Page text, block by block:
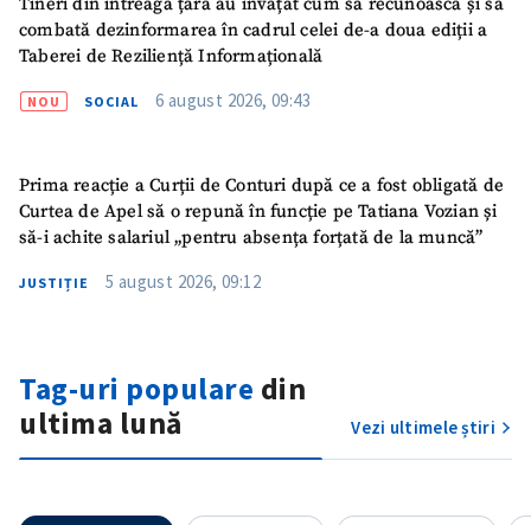
combată dezinformarea în cadrul celei de-a doua ediții a
Taberei de Reziliență Informațională
NOU SOCIAL 6 august 2026, 09:43
Prima reacție a Curții de Conturi după ce a fost obligată de
Curtea de Apel să o repună în funcție pe Tatiana Vozian și
să-i achite salariul „pentru absența forțată de la muncă”
JUSTIȚIE 5 august 2026, 09:12
Tag-uri populare din
ultima lună
Vezi ultimele știri
ȘTIREA MEA
Fotografie
+ Încarcă imagine
Link media+ Link media
Mesajul știrei
+ Mesajul știrei